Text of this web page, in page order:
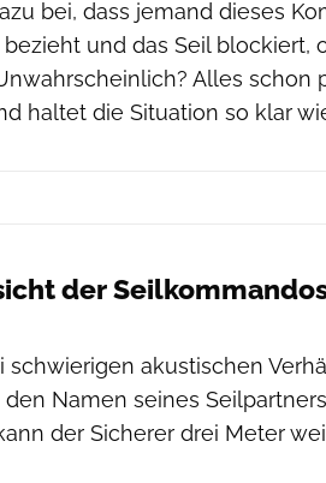
bei, dass jemand dieses
und das Seil blockiert,
Alles schon
haltet die Situation so klar
der
schwierigen akustischen
Namen seines
der Sicherer drei Meter